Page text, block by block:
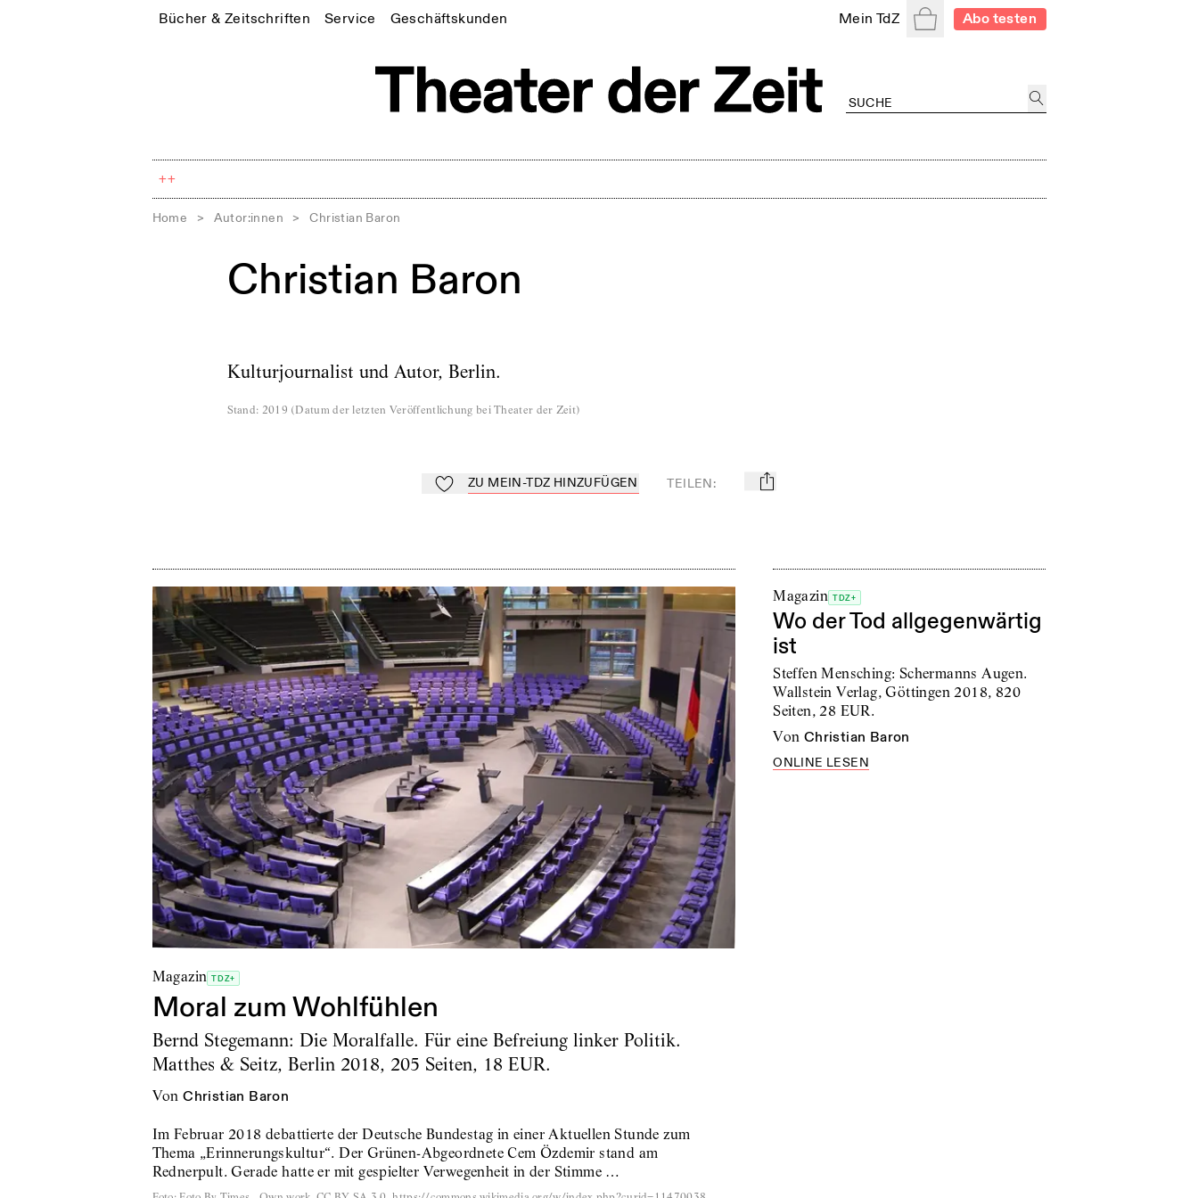
Bücher & Zeitschriften Service Geschäftskunden Mein TdZ WarenkorbAbo testen
++
Home > Autor:innen > Christian Baron
Christian Baron
Kulturjournalist und Autor, Berlin.
Stand: 2019 (Datum der letzten Veröffentlichung bei Theater der Zeit)
Zu Mein-TdZ hinzufügen
ZU MEIN-TDZ HINZUFÜGEN TEILEN: mail
Magazin TDZ+
Moral zum Wohlfühlen
Bernd Stegemann: Die Moralfalle. Für eine Befreiung linker Politik.
Matthes & Seitz, Berlin 2018, 205 Seiten, 18 EUR.
von Christian Baron
Im Februar 2018 debattierte der Deutsche Bundestag in einer Aktuellen Stunde zum
Thema „Erinnerungskultur“. Der Grünen-Abgeordnete Cem Özdemir stand am
Rednerpult. Gerade hatte er mit gespielter Verwegenheit in der Stimme …
Magazin TDZ+
Wo der Tod allgegenwärtig
ist
Steffen Mensching: Schermanns Augen.
Wallstein Verlag, Göttingen 2018, 820
Seiten, 28 EUR.
von Christian Baron
ONLINE LESEN